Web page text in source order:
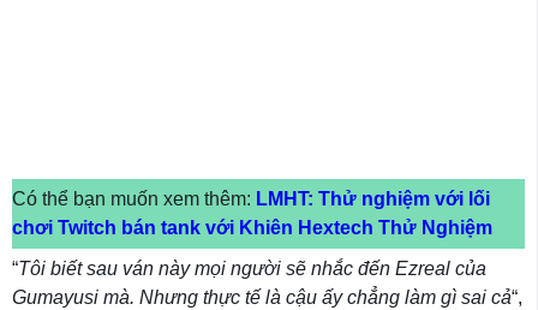
Có thể bạn muốn xem thêm: LMHT: Thử nghiệm với lối
chơi Twitch bán tank với Khiên Hextech Thử Nghiệm
“Tôi biết sau ván này mọi người sẽ nhắc đến Ezreal của
Gumayusi mà. Nhưng thực tế là cậu ấy chẳng làm gì sai cả“,